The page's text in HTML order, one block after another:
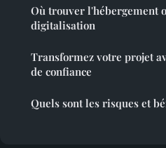
Où trouver l'hébergement
digitalisation
Transformez votre projet
de confiance
Quels sont les risques et